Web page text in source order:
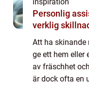
Personlig assistent ett
verklig
Att ha skinande
ge ett hem eller
av fräschhet
är dock ofta en